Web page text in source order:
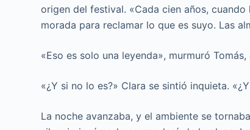
origen del festival. «Cada cien años,
morada para reclamar lo que es suyo. Las
«Eso es solo una leyenda», murmuró
«¿Y si no lo es?» Clara se sintió inquieta.
La noche avanzaba, y el ambiente se